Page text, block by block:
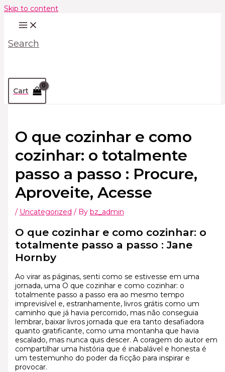
Skip to content
Search
Cart
O que cozinhar e como
cozinhar: o totalmente
passo a passo : Procure,
Aproveite, Acesse
/ Uncategorized / By bz_admin
O que cozinhar e como cozinhar: o
totalmente passo a passo : Jane
Hornby
Ao virar as páginas, senti como se estivesse em uma
jornada, uma O que cozinhar e como cozinhar: o
totalmente passo a passo era ao mesmo tempo
imprevisível e, estranhamente, livros grátis como um
caminho que já havia percorrido, mas não conseguia
lembrar, baixar livros jornada que era tanto desafiadora
quanto gratificante, como uma montanha que havia
escalado, mas nunca quis descer. A coragem do autor em
compartilhar uma história que é inabalável e honesta é
um testemunho do poder da ficção para inspirar e
provocar.